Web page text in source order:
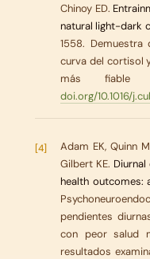
Chinoy ED.
natural light-dark
1558.
curva del cortisol
más fiable
doi.org/10.1016/
[4]
Adam EK, Quinn
Gilbert KE.
health outcomes:
pendientes
con peor salud
resultados